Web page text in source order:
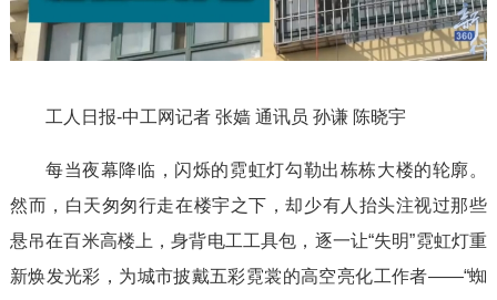
l
V
i
工人日报-中工网记者 张嫱 通讯员 孙谦 陈晓宇
每当夜幕降临，闪烁的霓虹灯勾勒出栋栋大楼的轮廓。
然而，白天匆匆行走在楼宇之下，却少有人抬头注视过那些
悬吊在百米高楼上，身背电工工具包，逐一让“失明”霓虹灯重
新焕发光彩，为城市披戴五彩霓裳的高空亮化工作者——“蜘